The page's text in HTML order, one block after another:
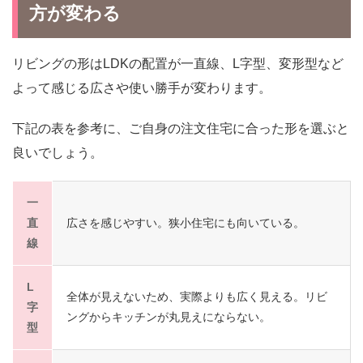
方が変わる
リビングの形はLDKの配置が一直線、L字型、変形型など
よって感じる広さや使い勝手が変わります。
下記の表を参考に、ご自身の注文住宅に合った形を選ぶと
良いでしょう。
一
直
線
広さを感じやすい。狭小住宅にも向いている。
L
字
型
全体が見えないため、実際よりも広く見える。リビ
ングからキッチンが丸見えにならない。